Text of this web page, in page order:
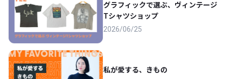
グラフィックで選ぶ、ヴィンテージ
Tシャツショップ
2026/06/25
私が愛する、きもの